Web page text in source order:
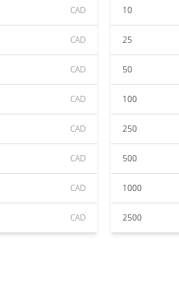
CAD
CAD
CAD
CAD
CAD
CAD
CAD
CAD
10
25
50
100
250
500
1000
2500